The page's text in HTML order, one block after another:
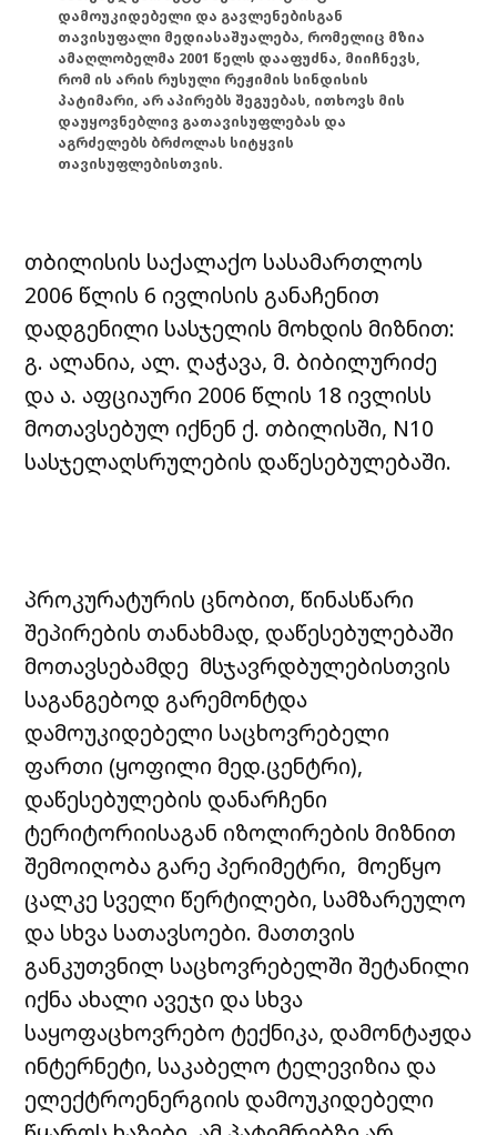
დამოუკიდებელი და გავლენებისგან
თავისუფალი მედიასაშუალება, რომელიც მზია
ამაღლობელმა 2001 წელს დააფუძნა, მიიჩნევს,
რომ ის არის რუსული რეჟიმის სინდისის
პატიმარი, არ აპირებს შეგუებას, ითხოვს მის
დაუყოვნებლივ გათავისუფლებას და
აგრძელებს ბრძოლას სიტყვის
თავისუფლებისთვის.
თბილისის საქალაქო სასამართლოს
2006 წლის 6 ივლისის განაჩენით
დადგენილი სასჯელის მოხდის მიზნით:
გ. ალანია, ალ. ღაჭავა, მ. ბიბილურიძე
და ა. აფციაური 2006 წლის 18 ივლისს
მოთავსებულ იქნენ ქ. თბილისში, N10
სასჯელაღსრულების დაწესებულებაში.
პროკურატურის ცნობით, წინასწარი
შეპირების თანახმად, დაწესებულებაში
მოთავსებამდე მსჯავრდბულებისთვის
საგანგებოდ გარემონტდა
დამოუკიდებელი საცხოვრებელი
ფართი (ყოფილი მედ.ცენტრი),
დაწესებულების დანარჩენი
ტერიტორიისაგან იზოლირების მიზნით
შემოიღობა გარე პერიმეტრი, მოეწყო
ცალკე სველი წერტილები, სამზარეულო
და სხვა სათავსოები. მათთვის
განკუთვნილ საცხოვრებელში შეტანილი
იქნა ახალი ავეჯი და სხვა
საყოფაცხოვრებო ტექნიკა, დამონტაჟდა
ინტერნეტი, საკაბელო ტელევიზია და
ელექტროენერგიის დამოუკიდებელი